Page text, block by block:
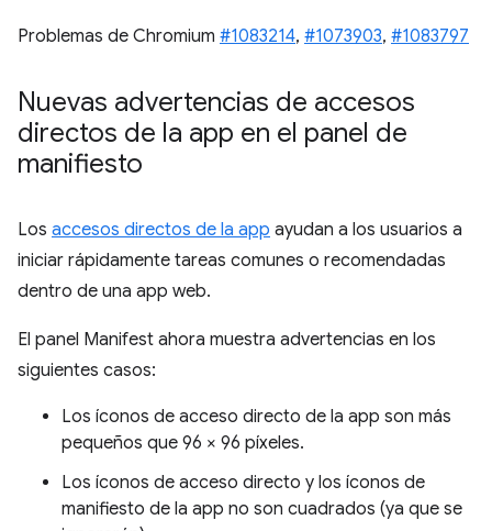
Problemas de Chromium #1083214, #1073903, #1083797
Nuevas advertencias de accesos
directos de la app en el panel de
manifiesto
Los accesos directos de la app ayudan a los usuarios a
iniciar rápidamente tareas comunes o recomendadas
dentro de una app web.
El panel Manifest ahora muestra advertencias en los
siguientes casos:
Los íconos de acceso directo de la app son más
pequeños que 96 × 96 píxeles.
Los íconos de acceso directo y los íconos de
manifiesto de la app no son cuadrados (ya que se